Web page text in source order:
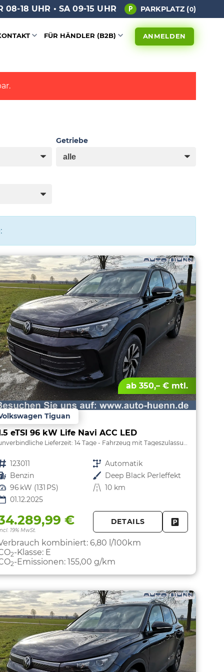
08-18 UHR • SA 09-15 UHR PARKPLATZ (0)
FÜR HÄNDLER (B2B) ANMELDEN
Getriebe
ab 350,– € mtl.
Tiguan
eTSI 96 kW Life Navi ACC LED
Lieferzeit: 14 Tage Fahrzeug mit Tageszulassung
Fahrzeugnr. 123011 Getriebe Automatik
Kraftstoff Benzin Außenfarbe Deep Black Perleffekt
Leistung 96 kW (131 PS) Kilometerstand 10 km
01.12.2025
€
19% MwSt.
DETAILS
kombiniert: 6,80 l/100km
2-Klasse: E
2-Emissionen: 155,00 g/km